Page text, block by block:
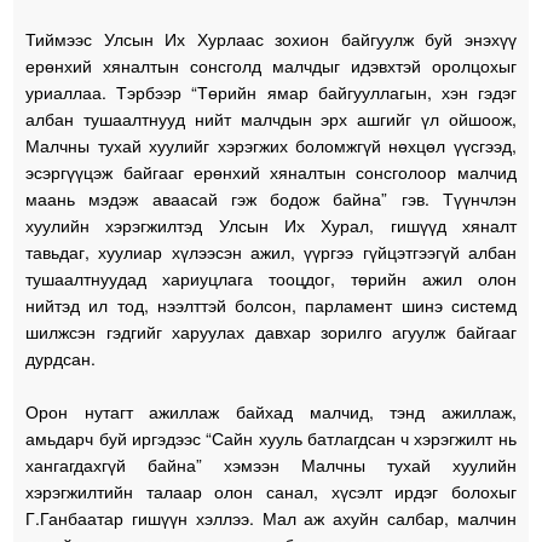
Тиймээс Улсын Их Хурлаас зохион байгуулж буй энэхүү
ерөнхий хяналтын сонсголд малчдыг идэвхтэй оролцохыг
уриаллаа. Тэрбээр “Төрийн ямар байгууллагын, хэн гэдэг
албан тушаалтнууд нийт малчдын эрх ашгийг үл ойшоож,
Малчны тухай хуулийг хэрэгжих боломжгүй нөхцөл үүсгээд,
эсэргүүцэж байгааг ерөнхий хяналтын сонсголоор малчид
маань мэдэж аваасай гэж бодож байна” гэв. Түүнчлэн
хуулийн хэрэгжилтэд Улсын Их Хурал, гишүүд хяналт
тавьдаг, хуулиар хүлээсэн ажил, үүргээ гүйцэтгээгүй албан
тушаалтнуудад хариуцлага тооцдог, төрийн ажил олон
нийтэд ил тод, нээлттэй болсон, парламент шинэ системд
шилжсэн гэдгийг харуулах давхар зорилго агуулж байгааг
дурдсан.
Орон нутагт ажиллаж байхад малчид, тэнд ажиллаж,
амьдарч буй иргэдээс “Сайн хууль батлагдсан ч хэрэгжилт нь
хангагдахгүй байна” хэмээн Малчны тухай хуулийн
хэрэгжилтийн талаар олон санал, хүсэлт ирдэг болохыг
Г.Ганбаатар гишүүн хэллээ. Мал аж ахуйн салбар, малчин